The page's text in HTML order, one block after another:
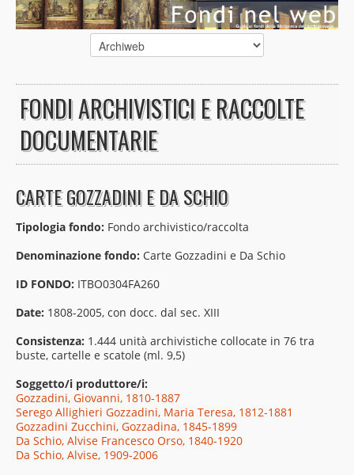
FONDI ARCHIVISTICI E RACCOLTE
DOCUMENTARIE
CARTE GOZZADINI E DA SCHIO
Tipologia fondo: Fondo archivistico/raccolta
Denominazione fondo: Carte Gozzadini e Da Schio
ID FONDO: ITBO0304FA260
Date: 1808-2005, con docc. dal sec. XIII
Consistenza: 1.444 unità archivistiche collocate in 76 tra
buste, cartelle e scatole (ml. 9,5)
Soggetto/i produttore/i:
Gozzadini, Giovanni, 1810-1887
Serego Allighieri Gozzadini, Maria Teresa, 1812-1881
Gozzadini Zucchini, Gozzadina, 1845-1899
Da Schio, Alvise Francesco Orso, 1840-1920
Da Schio, Alvise, 1909-2006